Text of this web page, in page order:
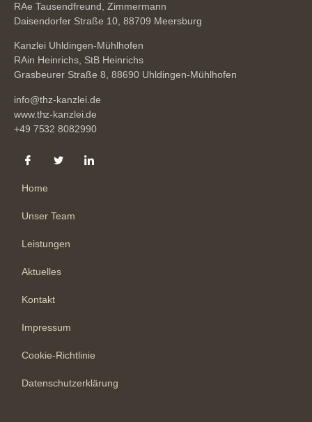
RAe Tausendfreund, Zimmermann
Daisendorfer Straße 10, 88709 Meersburg
Kanzlei Uhldingen-Mühlhofen
RAin Heinrichs, StB Heinrichs
Grasbeurer Straße 8, 88690 Uhldingen-Mühlhofen
info@thz-kanzlei.de
www.thz-kanzlei.de
+49 7532 8082990
Home
Unser Team
Leistungen
Aktuelles
Kontakt
Impressum
Cookie-Richtlinie
Datenschutzerklärung